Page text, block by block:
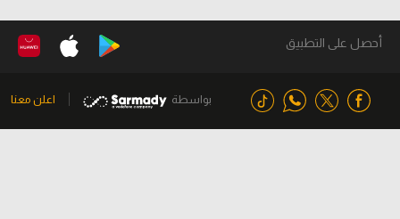
أحصل على التطبيق
بواسطة اعلن معنا